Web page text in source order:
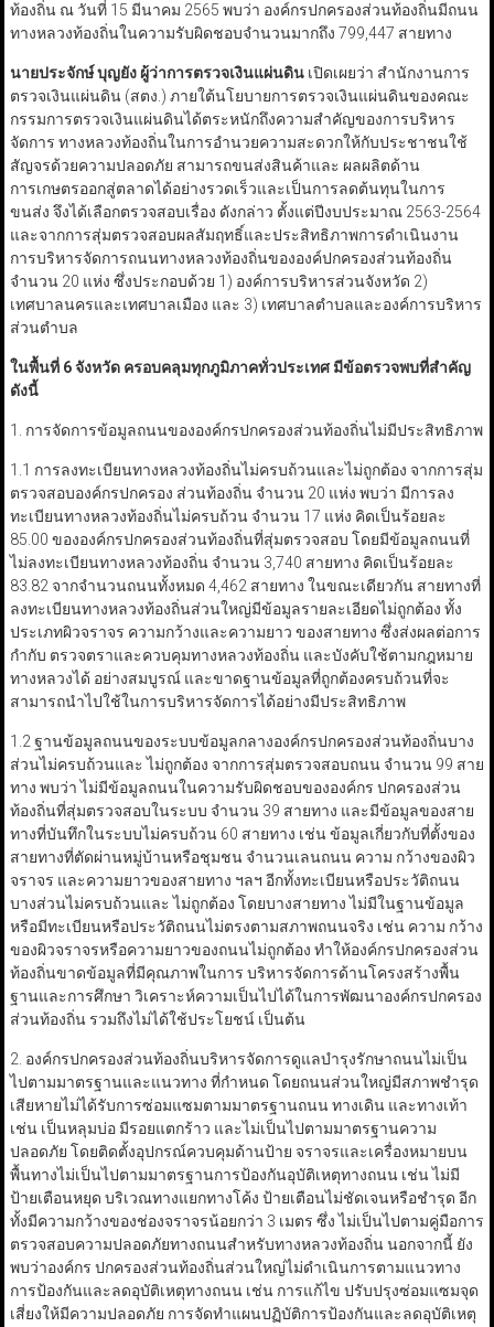
ท้องถิ่น ณ วันที่ 15 มีนาคม 2565 พบว่า องค์กรปกครองส่วนท้องถิ่นมีถนน
ทางหลวงท้องถิ่นในความรับผิดชอบจำนวนมากถึง 799,447 สายทาง
นายประจักษ์ บุญยัง ผู้ว่าการตรวจเงินแผ่นดินเปิดเผยว่า สำนักงานการ
ตรวจเงินแผ่นดิน (สตง.) ภายใต้นโยบายการตรวจเงินแผ่นดินของคณะ
กรรมการตรวจเงินแผ่นดินได้ตระหนักถึงความสำคัญของการบริหาร
จัดการ ทางหลวงท้องถิ่นในการอำนวยความสะดวกให้กับประชาชนใช้
สัญจรด้วยความปลอดภัย สามารถขนส่งสินค้าและ ผลผลิตด้าน
การเกษตรออกสู่ตลาดได้อย่างรวดเร็วและเป็นการลดต้นทุนในการ
ขนส่ง จึงได้เลือกตรวจสอบเรื่อง ดังกล่าว ตั้งแต่ปีงบประมาณ 2563-2564
และจากการสุ่มตรวจสอบผลสัมฤทธิ์และประสิทธิภาพการดำเนินงาน
การบริหารจัดการถนนทางหลวงท้องถิ่นขององค์ปกครองส่วนท้องถิ่น
จำนวน 20 แห่ง ซึ่งประกอบด้วย 1) องค์การบริหารส่วนจังหวัด 2)
เทศบาลนครและเทศบาลเมือง และ 3) เทศบาลตำบลและองค์การบริหาร
ส่วนตำบล
ในพื้นที่ 6จังหวัด ครอบคลุมทุกภูมิภาคทั่วประเทศ มีข้อตรวจพบที่สำคัญ
ดังนี้
1. การจัดการข้อมูลถนนขององค์กรปกครองส่วนท้องถิ่นไม่มีประสิทธิภาพ
1.1 การลงทะเบียนทางหลวงท้องถิ่นไม่ครบถ้วนและไม่ถูกต้อง จากการสุ่ม
ตรวจสอบองค์กรปกครอง ส่วนท้องถิ่น จำนวน 20 แห่ง พบว่า มีการลง
ทะเบียนทางหลวงท้องถิ่นไม่ครบถ้วน จำนวน 17 แห่ง คิดเป็นร้อยละ
85.00 ขององค์กรปกครองส่วนท้องถิ่นที่สุ่มตรวจสอบ โดยมีข้อมูลถนนที่
ไม่ลงทะเบียนทางหลวงท้องถิ่น จำนวน 3,740 สายทาง คิดเป็นร้อยละ
83.82 จากจำนวนถนนทั้งหมด 4,462 สายทาง ในขณะเดียวกัน สายทางที่
ลงทะเบียนทางหลวงท้องถิ่นส่วนใหญ่มีข้อมูลรายละเอียดไม่ถูกต้อง ทั้ง
ประเภทผิวจราจร ความกว้างและความยาว ของสายทาง ซึ่งส่งผลต่อการ
กำกับ ตรวจตราและควบคุมทางหลวงท้องถิ่น และบังคับใช้ตามกฎหมาย
ทางหลวงได้ อย่างสมบูรณ์ และขาดฐานข้อมูลที่ถูกต้องครบถ้วนที่จะ
สามารถนำไปใช้ในการบริหารจัดการได้อย่างมีประสิทธิภาพ
1.2 ฐานข้อมูลถนนของระบบข้อมูลกลางองค์กรปกครองส่วนท้องถิ่นบาง
ส่วนไม่ครบถ้วนและ ไม่ถูกต้อง จากการสุ่มตรวจสอบถนน จำนวน 99 สาย
ทาง พบว่า ไม่มีข้อมูลถนนในความรับผิดชอบขององค์กร ปกครองส่วน
ท้องถิ่นที่สุ่มตรวจสอบในระบบ จำนวน 39 สายทาง และมีข้อมูลของสาย
ทางที่บันทึกในระบบไม่ครบถ้วน 60 สายทาง เช่น ข้อมูลเกี่ยวกับที่ตั้งของ
สายทางที่ตัดผ่านหมู่บ้านหรือชุมชน จำนวนเลนถนน ความ กว้างของผิว
จราจร และความยาวของสายทาง ฯลฯ อีกทั้งทะเบียนหรือประวัติถนน
บางส่วนไม่ครบถ้วนและ ไม่ถูกต้อง โดยบางสายทาง ไม่มีในฐานข้อมูล
หรือมีทะเบียนหรือประวัติถนนไม่ตรงตามสภาพถนนจริง เช่น ความ กว้าง
ของผิวจราจรหรือความยาวของถนนไม่ถูกต้อง ทำให้องค์กรปกครองส่วน
ท้องถิ่นขาดข้อมูลที่มีคุณภาพในการ บริหารจัดการด้านโครงสร้างพื้น
ฐานและการศึกษา วิเคราะห์ความเป็นไปได้ในการพัฒนาองค์กรปกครอง
ส่วนท้องถิ่น รวมถึงไม่ได้ใช้ประโยชน์ เป็นต้น
2. องค์กรปกครองส่วนท้องถิ่นบริหารจัดการดูแลบำรุงรักษาถนนไม่เป็น
ไปตามมาตรฐานและแนวทาง ที่กำหนด โดยถนนส่วนใหญ่มีสภาพชำรุด
เสียหายไม่ได้รับการซ่อมแซมตามมาตรฐานถนน ทางเดิน และทางเท้า
เช่น เป็นหลุมบ่อ มีรอยแตกร้าว และไม่เป็นไปตามมาตรฐานความ
ปลอดภัย โดยติดตั้งอุปกรณ์ควบคุมด้านป้าย จราจรและเครื่องหมายบน
พื้นทางไม่เป็นไปตามมาตรฐานการป้องกันอุบัติเหตุทางถนน เช่น ไม่มี
ป้ายเตือนหยุด บริเวณทางแยกทางโค้ง ป้ายเตือนไม่ชัดเจนหรือชำรุด อีก
ทั้งมีความกว้างของช่องจราจรน้อยกว่า 3 เมตร ซึ่ง ไม่เป็นไปตามคู่มือการ
ตรวจสอบความปลอดภัยทางถนนสำหรับทางหลวงท้องถิ่น นอกจากนี้ ยัง
พบว่าองค์กร ปกครองส่วนท้องถิ่นส่วนใหญ่ไม่ดำเนินการตามแนวทาง
การป้องกันและลดอุบัติเหตุทางถนน เช่น การแก้ไข ปรับปรุงซ่อมแซมจุด
เสี่ยงให้มีความปลอดภัย การจัดทำแผนปฏิบัติการป้องกันและลดอุบัติเหตุ